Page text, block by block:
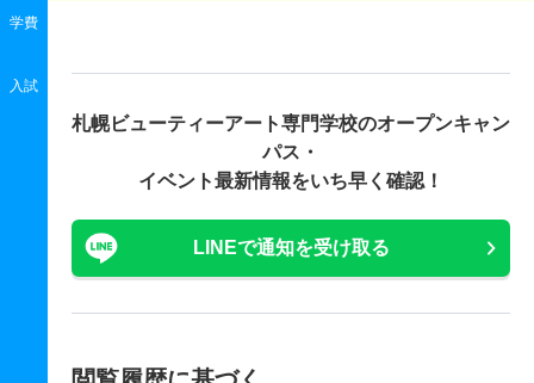
学費
入試
札幌ビューティーアート専門学校のオープンキャン
パス・
イベント最新情報をいち早く確認！
LINEで通知を受け取る